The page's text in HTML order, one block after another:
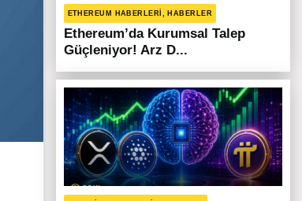
ETHEREUM HABERLERI, HABERLER
Ethereum’da Kurumsal Talep
Güçleniyor! Arz D...